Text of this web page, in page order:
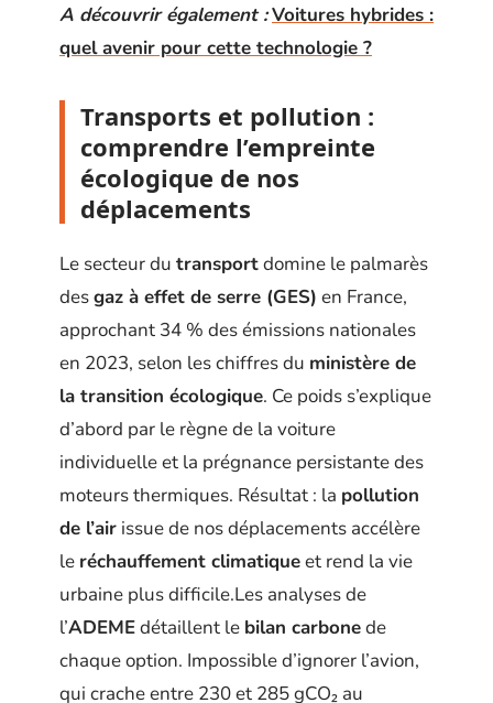
A découvrir également :Voitures hybrides :
quel avenir pour cette technologie ?
Transports et pollution :
comprendre l’empreinte
écologique de nos
déplacements
Le secteur du transportdomine le palmarès
desgaz à effet de serre (GES) en France,
approchant 34 % des émissions nationales
en 2023, selon les chiffres du ministère de
la transition écologique. Ce poids s’explique
d’abord par le règne de la voiture
individuelle et la prégnance persistante des
moteurs thermiques. Résultat : la pollution
de l’air issue de nos déplacements accélère
le réchauffement climatiqueet rend la vie
urbaine plus difficile.Les analyses de
l’ADEMEdétaillent le bilan carbonede
chaque option. Impossible d’ignorer l’avion,
qui crache entre 230 et 285 gCO₂ au